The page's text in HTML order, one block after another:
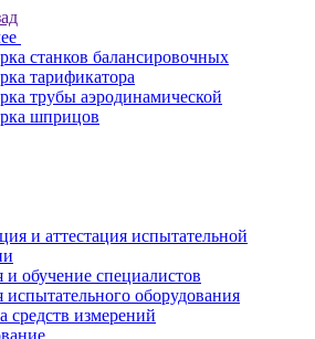
станков балансировочных
тарификатора
трубы аэродинамической
шприцов
и аттестация испытательной
и обучение специалистов
испытательного оборудования
средств измерений